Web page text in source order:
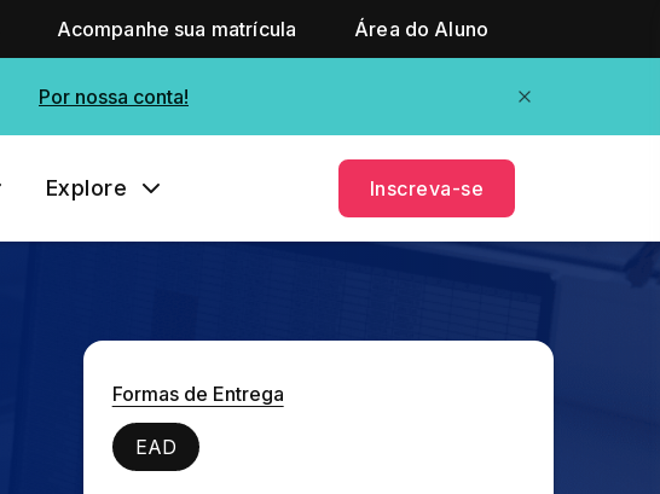
Acompanhe sua matrícula Área do Aluno
Por nossa conta!
Explore Inscreva-se
Formas de Entrega
EAD